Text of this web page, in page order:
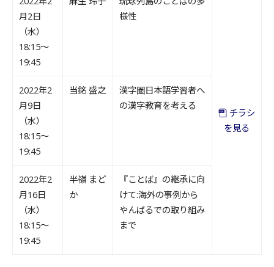
月2日
（水）
18:15～
19:45
様性
チラシ
を見る
2022年2
月9日
（水）
18:15～
19:45
当銘 盛之
漢字圏日本語学習者へ
の漢字教育を考える
2022年2
月16日
（水）
18:15～
19:45
半嶺 まど
か
『ことば』の継承に向
けて:海外の事例から
やんばるでの取り組み
まで